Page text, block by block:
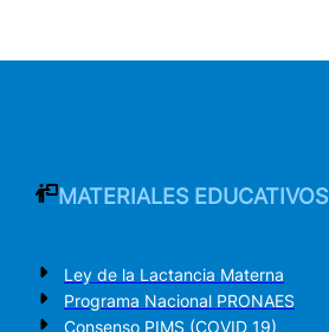
MATERIALES EDUCATIVOS
Ley de la Lactancia Materna
Programa Nacional PRONAES
Consenso PIMS (COVID 19)